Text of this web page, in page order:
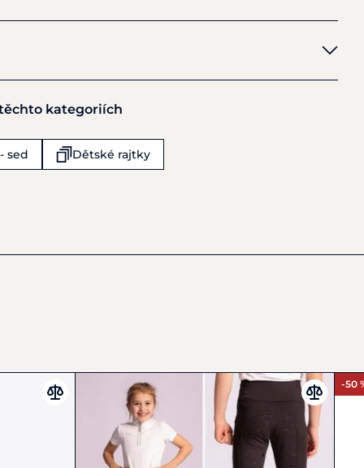
kategoriích
sed Dětské rajtky
-50